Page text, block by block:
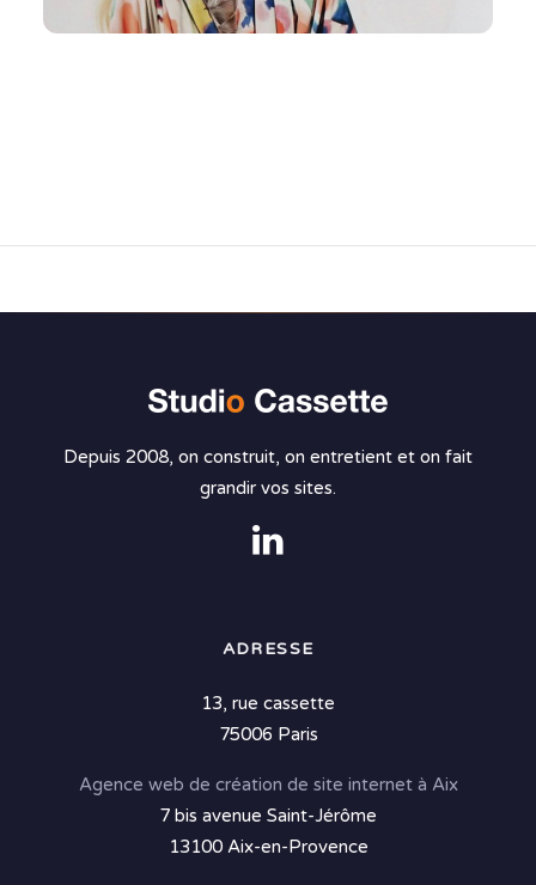
Depuis 2008, on construit, on entretient et on fait
grandir vos sites.
ADRESSE
13, rue cassette
75006 Paris
Agence web de création de site internet à Aix
7 bis avenue Saint-Jérôme
13100 Aix-en-Provence